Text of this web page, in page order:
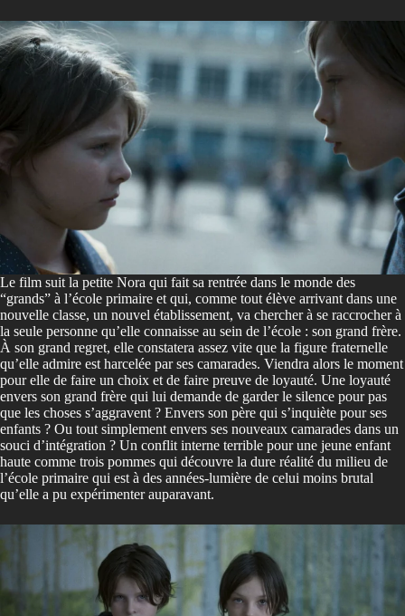
Le film suit la petite Nora qui fait sa rentrée dans le monde des
“grands” à l’école primaire et qui, comme tout élève arrivant dans une
nouvelle classe, un nouvel établissement, va chercher à se raccrocher à
la seule personne qu’elle connaisse au sein de l’école : son grand frère.
À son grand regret, elle constatera assez vite que la figure fraternelle
qu’elle admire est harcelée par ses camarades. Viendra alors le moment
pour elle de faire un choix et de faire preuve de loyauté. Une loyauté
envers son grand frère qui lui demande de garder le silence pour pas
que les choses s’aggravent ? Envers son père qui s’inquiète pour ses
enfants ? Ou tout simplement envers ses nouveaux camarades dans un
souci d’intégration ? Un conflit interne terrible pour une jeune enfant
haute comme trois pommes qui découvre la dure réalité du milieu de
l’école primaire qui est à des années-lumière de celui moins brutal
qu’elle a pu expérimenter auparavant.